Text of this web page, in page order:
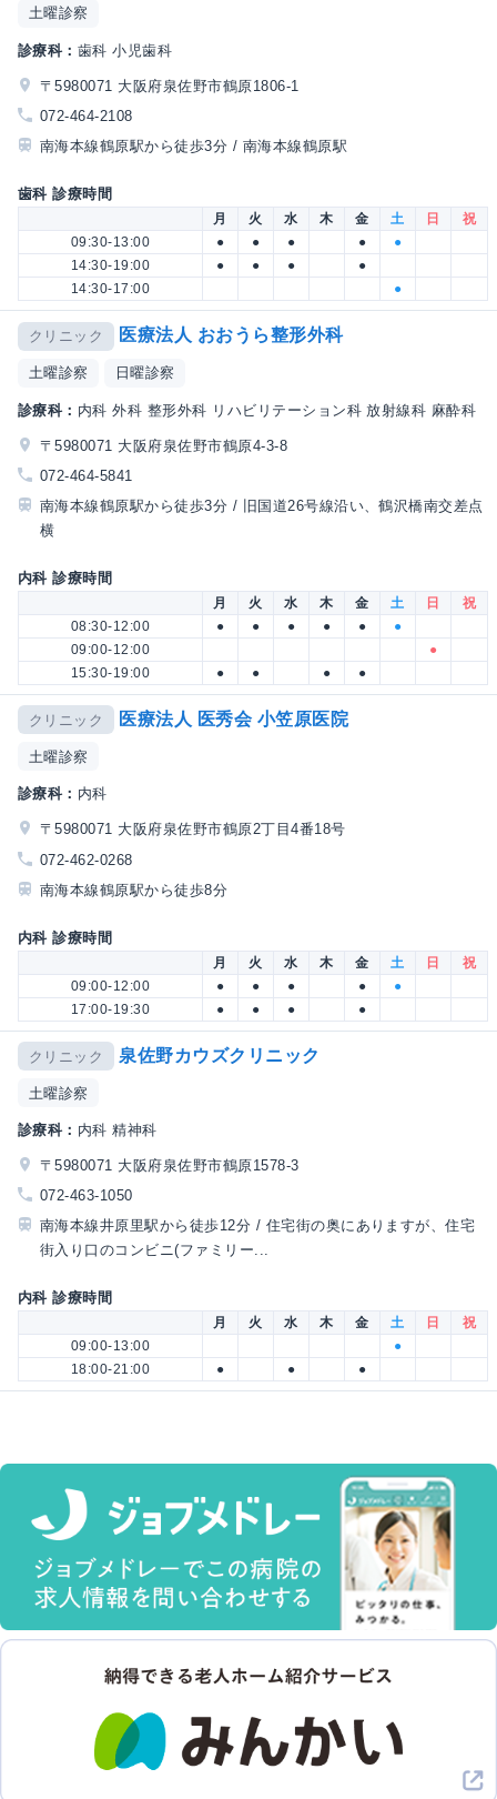
土曜診察
診療科： 歯科 小児歯科
〒5980071 大阪府泉佐野市鶴原1806-1
072-464-2108
南海本線鶴原駅から徒歩3分 / 南海本線鶴原駅
歯科 診療時間
月 火 水 木 金 土 日
祝
09:30-13:00
● ● ● ●
●
14:30-19:00
● ● ●
●
14:30-17:00
●
クリニック 医療法人 おおうら整形外科
土曜診察 日曜診察
診療科： 内科 外科 整形外科 リハビリテーション科 放射線科 麻酔科
〒5980071 大阪府泉佐野市鶴原4-3-8
072-464-5841
南海本線鶴原駅から徒歩3分 / 旧国道26号線沿い、鶴沢橋南交差点
横
内科 診療時間
月 火 水 木 金 土 日
祝
08:30-12:00
● ● ● ● ●
●
09:00-12:00
●
15:30-19:00
● ● ● ●
クリニック 医療法人 医秀会 小笠原医院
土曜診察
診療科： 内科
〒5980071 大阪府泉佐野市鶴原2丁目4番18号
072-462-0268
南海本線鶴原駅から徒歩8分
内科 診療時間
月 火 水 木 金 土 日
祝
09:00-12:00
● ● ● ●
●
17:00-19:30
● ● ● ●
クリニック 泉佐野カウズクリニック
土曜診察
診療科： 内科 精神科
〒5980071 大阪府泉佐野市鶴原1578-3
072-463-1050
南海本線井原里駅から徒歩12分 / 住宅街の奥にありますが、住宅
街入り口のコンビニ(ファミリー...
内科 診療時間
月 火 水 木 金 土 日
祝
09:00-13:00
●
18:00-21:00
● ● ●